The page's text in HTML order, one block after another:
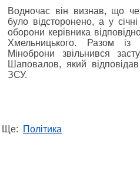
Водночас він визнав, що
було відсторонено, а у
оборони керівника
Хмельницького. Разом
Міноброни звільнився
Шаповалов, який
ЗСУ.
Ще: Політика